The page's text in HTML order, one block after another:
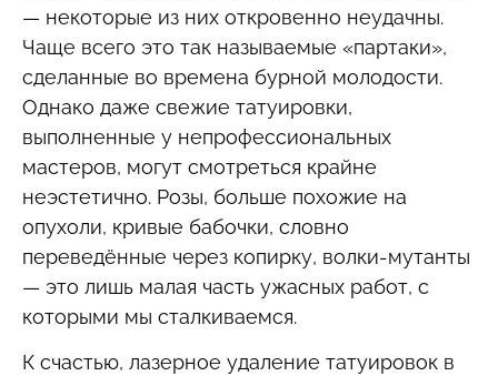
— некоторые из них откровенно неудачны.
Чаще всего это так называемые «партаки»,
сделанные во времена бурной молодости.
Однако даже свежие татуировки,
выполненные у непрофессиональных
мастеров, могут смотреться крайне
неэстетично. Розы, больше похожие на
опухоли, кривые бабочки, словно
переведённые через копирку, волки-мутанты
— это лишь малая часть ужасных работ, с
которыми мы сталкиваемся.
К счастью, лазерное удаление татуировок в